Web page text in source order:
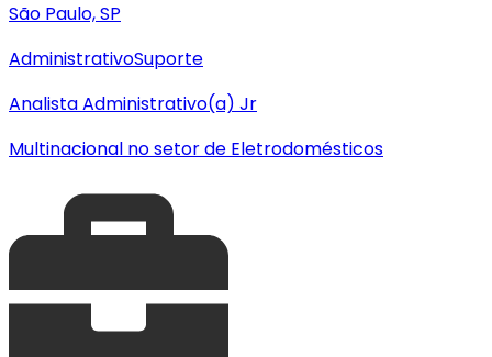
São Paulo, SP
AdministrativoSuporte
Analista Administrativo(a) Jr
Multinacional no setor de Eletrodomésticos